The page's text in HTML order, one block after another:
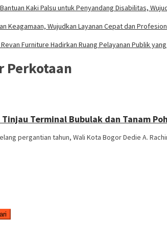
Kaki Palsu untuk Penyandang Disabilitas,
Keagamaan, Wujudkan Layanan Cepat dan
Furniture Hadirkan Ruang Pelayanan Publik
Perkotaan
Terminal Bubulak dan Tanam
pergantian tahun, Wali Kota Bogor Dedie A.